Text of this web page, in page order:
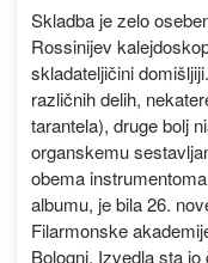
Skladba je zelo
Rossinijev
skladateljičini
različnih delih,
tarantela), druge bolj
organskemu
obema
albumu, je bila 26.
Filarmonske
Bologni. Izvedla sta